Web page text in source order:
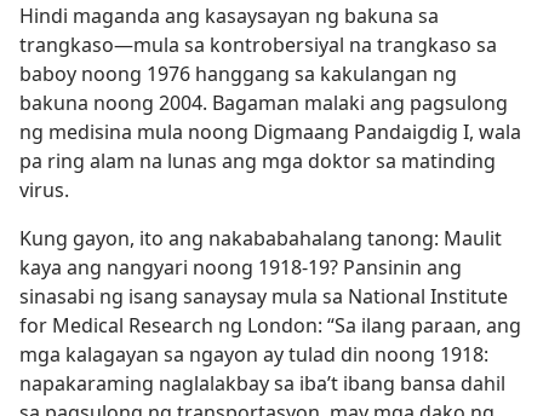
Hindi maganda ang kasaysayan ng bakuna sa
trangkaso​—mula sa kontrobersiyal na trangkaso sa
baboy noong 1976 hanggang sa kakulangan ng
bakuna noong 2004. Bagaman malaki ang pagsulong
ng medisina mula noong Digmaang Pandaigdig I, wala
pa ring alam na lunas ang mga doktor sa matinding
virus.
Kung gayon, ito ang nakababahalang tanong: Maulit
kaya ang nangyari noong 1918-19? Pansinin ang
sinasabi ng isang sanaysay mula sa National Institute
for Medical Research ng London: “Sa ilang paraan, ang
mga kalagayan sa ngayon ay tulad din noong 1918:
napakaraming naglalakbay sa iba’t ibang bansa dahil